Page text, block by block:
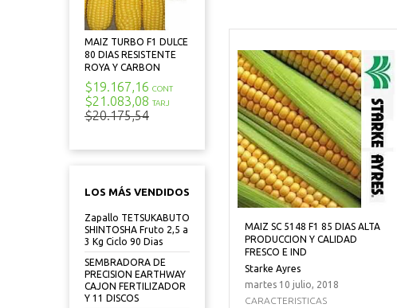
MAIZ TURBO F1 DULCE
80 DIAS RESISTENTE
ROYA Y CARBON
$19.167,16 CONT
$21.083,08 TARJ
$20.175,54
LOS MÁS VENDIDOS
Zapallo TETSUKABUTO
SHINTOSHA Fruto 2,5 a
3 Kg Ciclo 90 Dias
SEMBRADORA DE
PRECISION EARTHWAY
CAJON FERTILIZADOR
Y 11 DISCOS
MAIZ SC 5148 F1 85 DIAS ALTA
PRODUCCION Y CALIDAD
FRESCO E IND
Starke Ayres
martes 10 julio, 2018
CARACTERISTICAS